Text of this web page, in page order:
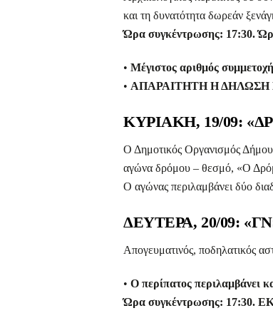
και τη δυνατότητα δωρεάν
Ώρα συγκέντρωσης: 17:30.
•Μέγιστος αριθμός
• ΑΠΑΡΑΙΤΗΤΗ Η ΔΗΛΩΣΗ
ΚΥΡΙΑΚΗ, 19/09:
Ο Δημοτικός Οργανισμός
αγώνα δρόμου – θεσμό, «Ο
Ο αγώνας περιλαμβάνει δύο
ΔΕΥΤΕΡΑ, 20/09:
Απογευματινός, ποδηλατικός
•Ο περίπατος περιλαμβάνει
Ώρα συγκέντρωσης: 17:30.